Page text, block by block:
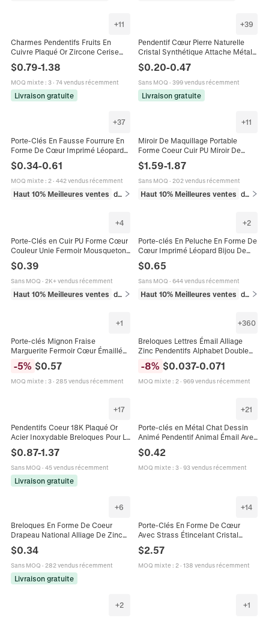
+11
Charmes Pendentifs Fruits En
Cuivre Plaqué Or Zircone Cerise
Cactus Forme Coeur Accessoires
Fabrication Bijoux DIY Mode Petit
$0.79-1.38
MOQ mixte: 3· 74 vendus récemment
Livraison gratuite
+39
Pendentif Cœur Pierre Naturelle
Cristal Synthétique Attache Métal
Poli Coloré Accessoires Bijoux DIY
$0.20-0.47
Sans MOQ · 399 vendus récemment
Livraison gratuite
+37
Porte-Clés En Fausse Fourrure En
Forme De Cœur Imprimé Léopard
Pendentif De Sac Pour Femmes
$0.34-0.61
MOQ mixte: 2· 442 vendus récemment
Haut 10% Meilleures ventes dans Porte-clés
+11
Miroir De Maquillage Portable
Forme Coeur Cuir PU Miroir De
Sac Accessoires Femmes
$1.59-1.87
Sans MOQ · 202 vendus récemment
Haut 10% Meilleures ventes
+4
Porte-Clés en Cuir PU Forme Cœur
Couleur Unie Fermoir Mousqueton
en Métal Doré Bijou de Sac pour
Femme Accessoire de Mode
$0.39
Sans MOQ · 2K+ vendus récemment
Haut 10% Meilleures ventes dans Porte-clés
+2
Porte-clés En Peluche En Forme De
Cœur Imprimé Léopard Bijou De
Sac En Fausse Fourrure Anneau En
Alliage Pour Femmes
$0.65
Sans MOQ · 644 vendus récemment
Haut 10% Meilleures ventes dans Porte-clés
+1
Porte-clés Mignon Fraise
Marguerite Fermoir Cœur Émaillé
Pendentif Strass Fleur Fruit pour
Sac Femme Cadeau Bijoux
-5% $0.57
MOQ mixte: 3· 285 vendus récemment
+360
Breloques Lettres Émail Alliage
Zinc Pendentifs Alphabet Double
Face Rond Cœur Accessoires
Fabrication Bijoux DIY
-8% $0.037-0.071
MOQ mixte: 2· 969 vendus récemment
+17
Pendentifs Coeur 18K Plaqué Or
Acier Inoxydable Breloques Pour La
Création De Bijoux DIY Style
Vintage
$0.87-1.37
Sans MOQ · 45 vendus récemment
Livraison gratuite
+21
Porte-clés en Métal Chat Dessin
Animé Pendentif Animal Émail Avec
Fermoir Coeur Charme de Sac
Mignon Décoration de Clés Cadeau
$0.42
MOQ mixte: 3· 93 vendus récemment
+6
Breloques En Forme De Coeur
Drapeau National Alliage De Zinc
Émail Goutte D'huile Pendentifs
Avec Fermoir Mousqueton
Accessoire Bijoux
$0.34
Sans MOQ · 282 vendus récemment
Livraison gratuite
+14
Porte-Clés En Forme De Cœur
Avec Strass Étincelant Cristal
Anneau Avec Dragonne Pour
Femmes Accessoire De Sac
$2.57
MOQ mixte: 2· 138 vendus récemment
+2 +1